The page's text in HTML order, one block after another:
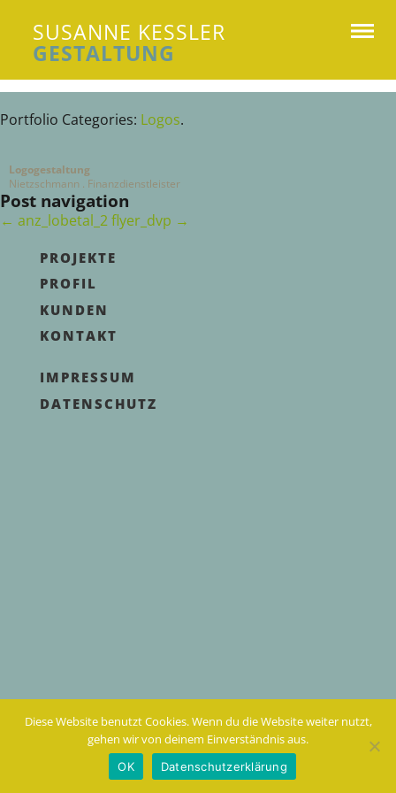
SUSANNE KESSLER
GESTALTUNG
Susanne Kessler Gestaltung
Portfolio Categories: Logos.
Logogestaltung
Nietzschmann . Finanzdienstleister
Post navigation
← anz_lobetal_2flyer_dvp →
PROJEKTE
PROFIL
KUNDEN
KONTAKT
IMPRESSUM
DATENSCHUTZ
Diese Website benutzt Cookies. Wenn du die Website weiter nutzt,
gehen wir von deinem Einverständnis aus.
OK Datenschutzerklärung